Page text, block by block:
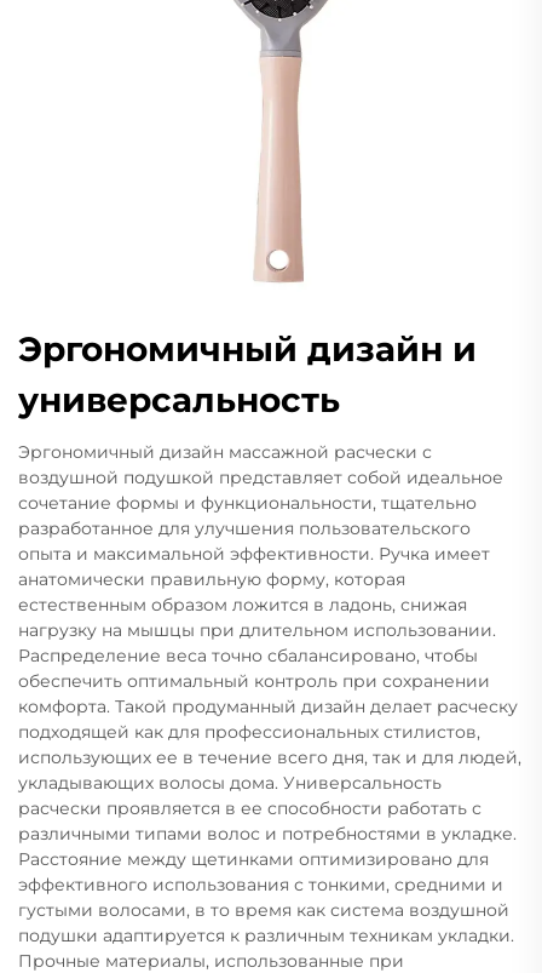
Эргономичный дизайн и
универсальность
Эргономичный дизайн массажной расчески с
воздушной подушкой представляет собой идеальное
сочетание формы и функциональности, тщательно
разработанное для улучшения пользовательского
опыта и максимальной эффективности. Ручка имеет
анатомически правильную форму, которая
естественным образом ложится в ладонь, снижая
нагрузку на мышцы при длительном использовании.
Распределение веса точно сбалансировано, чтобы
обеспечить оптимальный контроль при сохранении
комфорта. Такой продуманный дизайн делает расческу
подходящей как для профессиональных стилистов,
использующих ее в течение всего дня, так и для людей,
укладывающих волосы дома. Универсальность
расчески проявляется в ее способности работать с
различными типами волос и потребностями в укладке.
Расстояние между щетинками оптимизировано для
эффективного использования с тонкими, средними и
густыми волосами, в то время как система воздушной
подушки адаптируется к различным техникам укладки.
Прочные материалы, использованные при